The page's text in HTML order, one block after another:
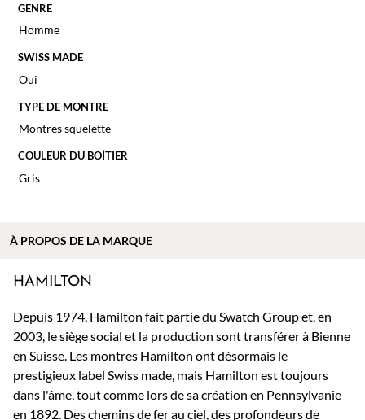
GENRE
Homme
SWISS MADE
Oui
TYPE DE MONTRE
Montres squelette
COULEUR DU BOÎTIER
Gris
HAMILTON
Depuis 1974, Hamilton fait partie du Swatch Group et, en
2003, le siège social et la production sont transférer à Bienne
en Suisse. Les montres Hamilton ont désormais le
prestigieux label Swiss made, mais Hamilton est toujours
dans l'âme, tout comme lors de sa création en Pennsylvanie
en 1892. Des chemins de fer au ciel, des profondeurs de
À PROPOS DE LA MARQUE